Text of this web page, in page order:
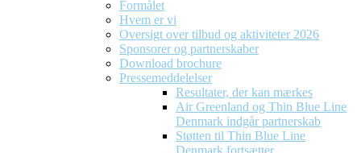
Formålet
Hvem er vi
Oversigt over tilbud og aktiviteter 2026
Sponsorer og partnerskaber
Download brochure
Pressemeddelelser
Resultater, der kan mærkes
Air Greenland og Thin Blue Line
Denmark indgår partnerskab
Støtten til Thin Blue Line
Denmark fortsætter